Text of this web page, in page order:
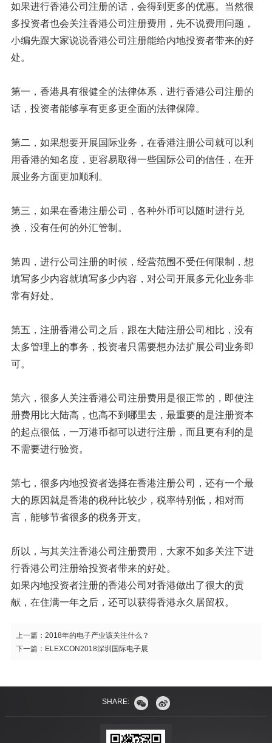
如果进行香港公司注册的话，会得到更多的优惠。当然很
多投资者也会关注香港公司注册费用，先不说费用问题，
小编先跟大家说说香港公司注册能给内地投资者带来的好
处。
第一，香港具有很健全的法律体系，进行香港公司注册的
话，投资者能够享有更多更全面的法律保障。
第二，如果想要开展国际业务，在香港注册公司就可以利
用香港的知名度，更容易取得一些国际公司的信任，在开
展业务方面更加顺利。
第三，如果在香港注册公司，各种外币可以随时进行兑
换，没有任何的外汇管制。
第四，进行公司注册的时候，经营范围不受任何限制，想
填写多少内容就填写多少内容，对公司开展多元化业务非
常有好处。
第五，注册香港公司之后，跟在大陆注册公司相比，没有
太多管理上的事务，投资者只需要想办法扩展公司业务即
可。
第六，很多人关注香港公司注册费用是很正常的，即使注
册费用比大陆高，也高不到哪里去，最重要的是注册资本
的起点很低，一万港币都可以进行注册，而且更有利的是
不需要进行验资。
第七，很多内地投资者选择在香港注册公司，还有一个最
大的原因就是香港的税种比较少，税率特别低，相对而
言，能够节省很多的税务开支。
所以，与其关注香港公司注册费用，大家不如多关注下进
行香港公司注册给投资者带来的好处。
如果内地投资者注册的香港公司对香港做出了很大的贡
献，在住满一年之后，还可以获得香港永久居留权。
上一篇： 2018年的电子产业该关注什么？
下一篇： ELEXCON2018深圳国际电子展
SHARE: